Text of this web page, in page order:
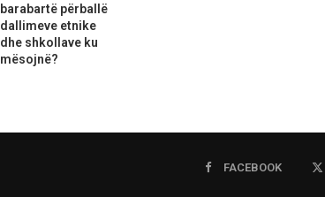
barabartë përballë
dallimeve etnike
dhe shkollave ku
mësojnë?
FACEBOOK